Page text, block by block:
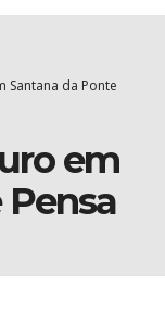
Santana da Ponte
em